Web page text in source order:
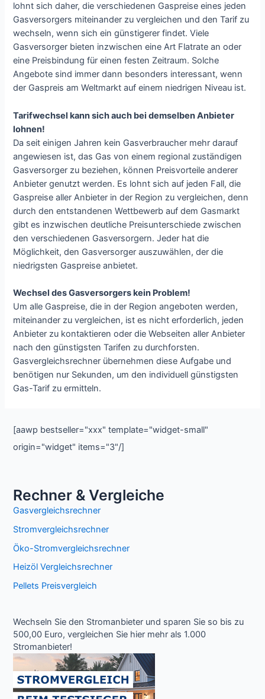
lohnt sich daher, die verschiedenen Gaspreise eines jeden
Gasversorgers miteinander zu vergleichen und den Tarif zu
wechseln, wenn sich ein günstigerer findet. Viele
Gasversorger bieten inzwischen eine Art Flatrate an oder
eine Preisbindung für einen festen Zeitraum. Solche
Angebote sind immer dann besonders interessant, wenn
der Gaspreis am Weltmarkt auf einem niedrigen Niveau ist.
Tarifwechsel kann sich auch bei demselben Anbieter
lohnen!
Da seit einigen Jahren kein Gasverbraucher mehr darauf
angewiesen ist, das Gas von einem regional zuständigen
Gasversorger zu beziehen, können Preisvorteile anderer
Anbieter genutzt werden. Es lohnt sich auf jeden Fall, die
Gaspreise aller Anbieter in der Region zu vergleichen, denn
durch den entstandenen Wettbewerb auf dem Gasmarkt
gibt es inzwischen deutliche Preisunterschiede zwischen
den verschiedenen Gasversorgern. Jeder hat die
Möglichkeit, den Gasversorger auszuwählen, der die
niedrigsten Gaspreise anbietet.
Wechsel des Gasversorgers kein Problem!
Um alle Gaspreise, die in der Region angeboten werden,
miteinander zu vergleichen, ist es nicht erforderlich, jeden
Anbieter zu kontaktieren oder die Webseiten aller Anbieter
nach den günstigsten Tarifen zu durchforsten.
Gasvergleichsrechner übernehmen diese Aufgabe und
benötigen nur Sekunden, um den individuell günstigsten
Gas-Tarif zu ermitteln.
[aawp bestseller="xxx" template="widget-small"
origin="widget" items="3"/]
Rechner & Vergleiche
Gasvergleichsrechner
Stromvergleichsrechner
Öko-Stromvergleichsrechner
Heizöl Vergleichsrechner
Pellets Preisvergleich
Wechseln Sie den Stromanbieter und sparen Sie so bis zu
500,00 Euro, vergleichen Sie hier mehr als 1.000
Stromanbieter!